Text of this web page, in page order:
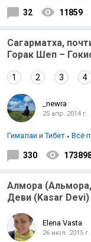
32 11859
Сагарматха,
Горак Шеп –
1 2 3 4
_newra
25 апр. 2014 г.
Гималаи и Тибет Всё
330
Алмора
Деви (Kasar Devi)
Elena Vasta
26 июл. 2015 г.